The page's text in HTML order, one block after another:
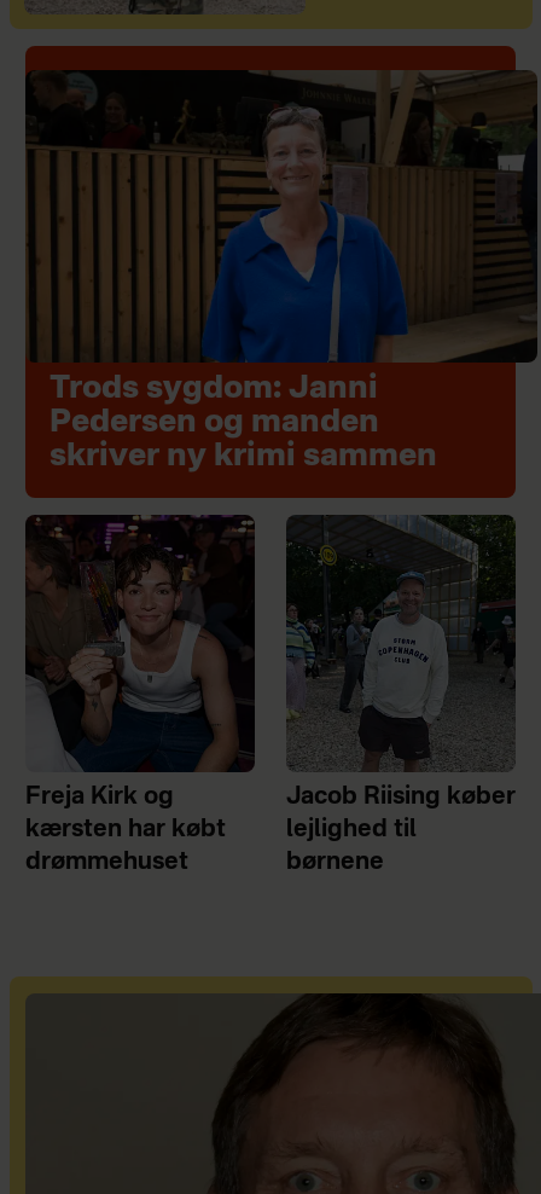
Trods sygdom: Janni
Pedersen og manden
skriver ny krimi sammen
Freja Kirk og
kærsten har købt
drømmehuset
Jacob Riising køber
lejlighed til
børnene